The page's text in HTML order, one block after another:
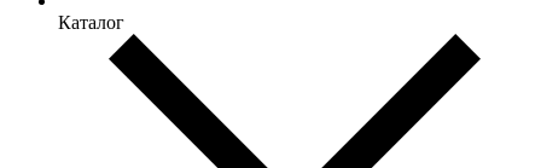
Каталог